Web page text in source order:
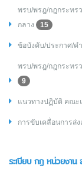
พรบ/พรฎ/กฎกระทร
กลาง
15
ข้อบังคับ/ประกาศ/ค
พรบ/พรฎ/กฎกระทร
9
แนวทางปฏิบัติ คณะ
การขับเคลื่อนการส่
ระเบียบ กฎ หน่วยงาน